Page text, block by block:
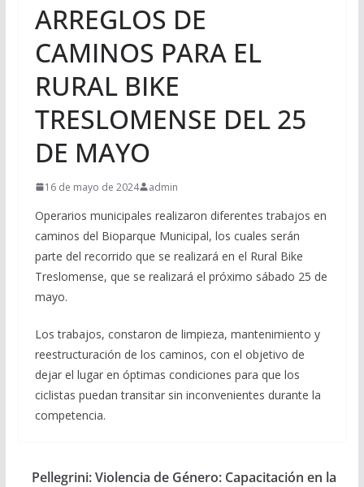
ARREGLOS DE
CAMINOS PARA EL
RURAL BIKE
TRESLOMENSE DEL 25
DE MAYO
16 de mayo de 2024 admin
Operarios municipales realizaron diferentes trabajos en
caminos del Bioparque Municipal, los cuales serán
parte del recorrido que se realizará en el Rural Bike
Treslomense, que se realizará el próximo sábado 25 de
mayo.
Los trabajos, constaron de limpieza, mantenimiento y
reestructuración de los caminos, con el objetivo de
dejar el lugar en óptimas condiciones para que los
ciclistas puedan transitar sin inconvenientes durante la
competencia.
Pellegrini: Violencia de Género: Capacitación en la